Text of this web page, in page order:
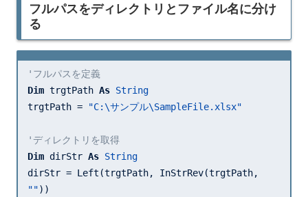
フルパスをディレクトリとファイル名に分け
る
'フルパスを定義
Dim trgtPath As String
trgtPath =
"C:\サンプル\SampleFile.xlsx"
'ディレクトリを取得
Dim dirStr As String
""))